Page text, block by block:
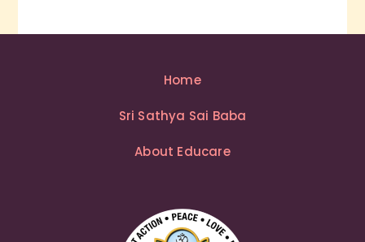
Home
Sri Sathya Sai Baba
About Educare